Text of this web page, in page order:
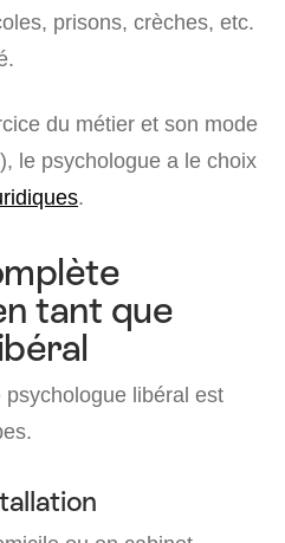
prisons, crèches, etc.
du métier et son mode
le psychologue a le choix
.
tant que
psychologue libéral est